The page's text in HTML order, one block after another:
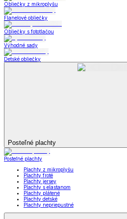
Obliečky z mikroplyšu
Flanelové obliečky
Obliečky s fototlačou
Výhodné sady
Detské obliečky
Posteľné plachty
Posteľné plachty
Plachty z mikroplyšu
Plachty froté
Plachty jersey
Plachty s elastanom
Plachty plátené
Plachty detské
Plachty nepriepustné